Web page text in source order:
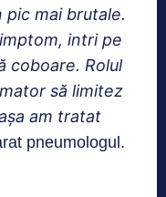
pic mai brutale.
intri pe
coboare. Rolul
să limitez
am tratat
pneumologul.